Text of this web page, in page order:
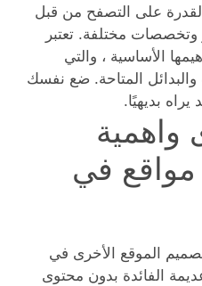
على التصفح من قبل
مختلفة. تعتبر
الأساسية ، والتي
المتاحة. ضع نفسك
بديهيًا.
واهمية
في
الموقع الأخرى في
الفائدة بدون محتوى